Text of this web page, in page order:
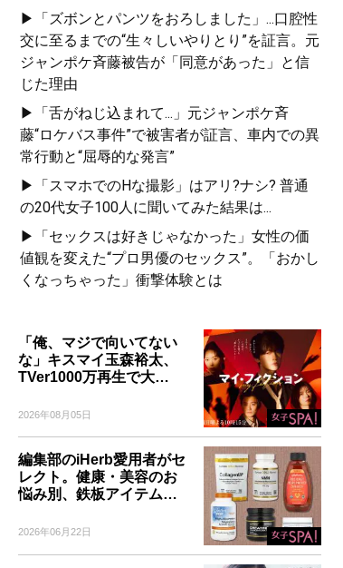
▶「ズボンとパンツをおろしました」...口腔性
交に至るまでの“生々しいやりとり”を証言。元
ジャンポケ斉藤被告が「同意があった」と信
じた理由
▶「舌がねじ込まれて...」元ジャンポケ斉
藤“ロケバス事件”で被害者が証言、車内での異
常行動と“屈辱的な発言”
▶「スマホでのHな撮影」はアリ?ナシ? 普通
の20代女子100人に聞いてみた結果は...
▶「セックスは好きじゃなかった」女性の価
値観を変えた“プロ男優のセックス”。「おかし
くなっちゃった」衝撃体験とは
「俺、マジで向いてない
な」キスマイ玉森裕太、
TVer1000万再生で大…
2026年08月05日
編集部のiHerb愛用者がセ
レクト。健康・美容のお
悩み別、鉄板アイテム…
2026年06月22日